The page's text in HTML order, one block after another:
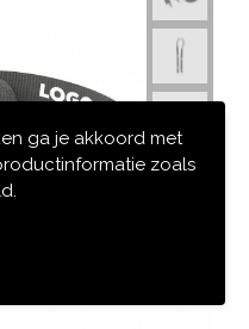
ga je akkoord met
zoals